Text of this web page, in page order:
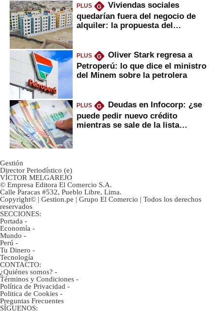
PLUS G
Viviendas sociales
quedarían fuera del negocio de
alquiler: la propuesta del
PLUS G
Oliver Stark regresa a
Petroperú: lo que dice el ministro
del Minem sobre la petrolera
PLUS G
Deudas en Infocorp: ¿se
puede pedir nuevo crédito
mientras se sale de la lista
Gestión
Director Periodístico (e)
VÍCTOR MELGAREJO
© Empresa Editora El Comercio S.A.
Calle Paracas #532, Pueblo Libre, Lima.
Copyright© | Gestion.pe | Grupo El Comercio | Todos los derechos
reservados
SECCIONES:
Portada -
Economía -
Mundo -
Perú -
Tu Dinero -
Tecnología
CONTACTO:
¿Quiénes somos? -
Términos y Condiciones -
Política de Privacidad -
Politica de Cookies -
Preguntas Frecuentes
SÍGUENOS: